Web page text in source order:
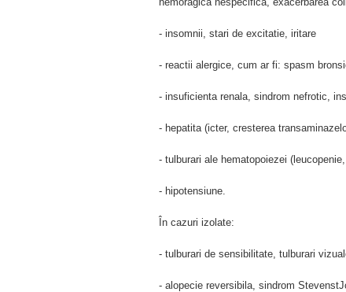
- insomnii, stari de excitatie, iritare
- reactii alergice, cum ar fi: spasm
- insuficienta renala, sindrom nefrotic,
- hepatita (icter, cresterea
- tulburari ale hematopoiezei
- hipotensiune.
În cazuri izolate:
- tulburari de sensibilitate, tulburari
- alopecie reversibila, sindrom